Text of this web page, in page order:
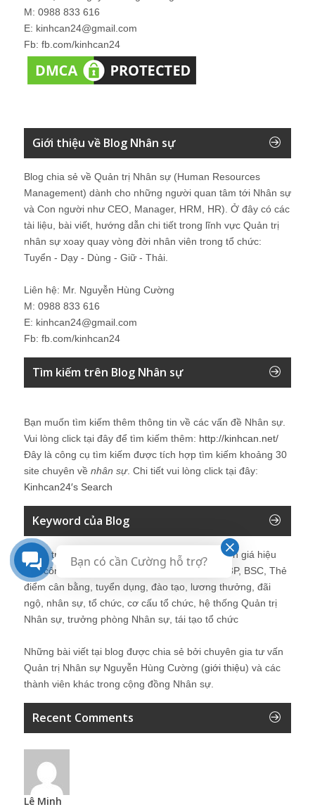
M: 0988 833 616
E: kinhcan24@gmail.com
Fb: fb.com/kinhcan24
Giới thiệu về Blog Nhân sự
Blog chia sẻ về Quản trị Nhân sự (Human Resources
Management) dành cho những người quan tâm tới Nhân sự
và Con người như CEO, Manager, HRM, HR). Ở đây có các
tài liệu, bài viết, hướng dẫn chi tiết trong lĩnh vực Quản trị
nhân sự xoay quay vòng đời nhân viên trong tổ chức:
Tuyển - Dạy - Dùng - Giữ - Thải.
Liên hệ: Mr. Nguyễn Hùng Cường
M: 0988 833 616
E: kinhcan24@gmail.com
Fb: fb.com/kinhcan24
Tìm kiếm trên Blog Nhân sự
Bạn muốn tìm kiếm thêm thông tin về các vấn đề Nhân sự
Vui lòng click tại đây để tìm kiếm thêm: http://kinhcan.net/
Đây là công cụ tìm kiếm được tích hợp tìm kiếm khoảng 30
site chuyên về nhân sự. Chi tiết vui lòng click tại đây:
Kinhcan24′s Search
Keyword của Blog
Quản trị nhân sự, Human Resources, KPI, Đánh giá hiệu
quả công việc, chính sách lương, CnB, lương 3P, BSC, Thẻ
điểm cân bằng, tuyển dụng, đào tạo, lương thưởng, đãi
ngộ, nhân sự, tổ chức, cơ cấu tổ chức, hệ thống Quản trị
Nhân sự, trưởng phòng Nhân sự, tái tạo tổ chức
Những bài viết tại blog được chia sẻ bởi chuyên gia tư vấn
Quản trị Nhân sự Nguyễn Hùng Cường (giới thiệu) và các
thành viên khác trong cộng đồng Nhân sự.
Recent Comments
Lê Minh
Bạn có cần Cường hỗ trợ?